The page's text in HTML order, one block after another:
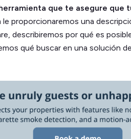
que te asegure que
le proporcionaremos una
describiremos por qué es
qué buscar en una solución